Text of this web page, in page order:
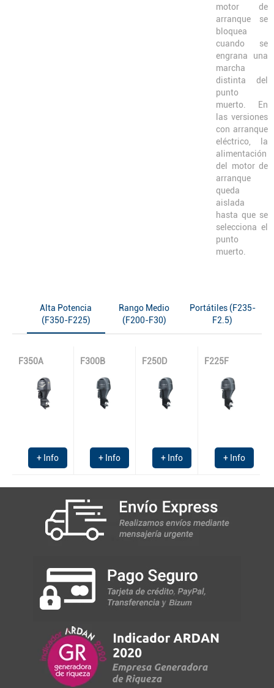
motor de
arranque se
bloquea
cuando se
engrana una
marcha
distinta del
punto
muerto. En
las versiones
con arranque
eléctrico, la
alimentación
del motor de
arranque
queda
aislada
hasta que se
selecciona el
punto
muerto.
Alta Potencia
(F350-F225)
Rango Medio
(F200-F30)
Portátiles (F235-
F2.5)
F350A
+ Info
F300B
+ Info
F250D
+ Info
F225F
+ Info